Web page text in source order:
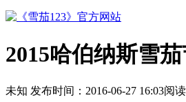
2015哈伯纳斯雪
未知 发布时间： 2016-06-27 16:03阅读